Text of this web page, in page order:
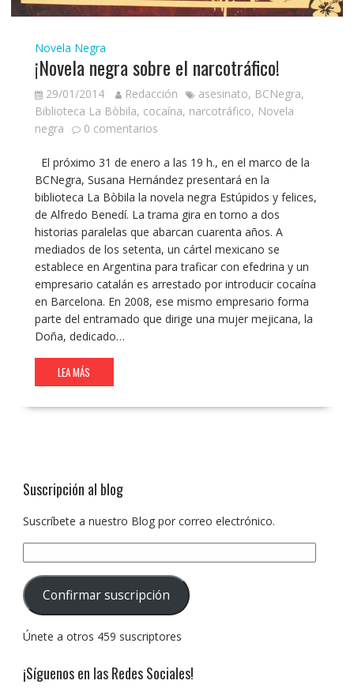
Novela Negra
¡Novela negra sobre el narcotráfico!
29/01/2014 Redacción asesinato, BCNegra,
Biblioteca La Bòbila, cocaína, narcotráfico, Novela
negra
0 comentarios
El próximo 31 de enero a las 19 h., en el marco de la
BCNegra, Susana Hernández presentará en la
biblioteca La Bòbila la novela negra Estúpidos y felices,
de Alfredo Benedí. La trama gira en torno a dos
historias paralelas que abarcan cuarenta años. A
mediados de los setenta, un cártel mexicano se
establece en Argentina para traficar con efedrina y un
empresario catalán es arrestado por introducir cocaína
en Barcelona. En 2008, ese mismo empresario forma
parte del entramado que dirige una mujer mejicana, la
Doña, dedicado…
LEA MÁS
Suscripción al blog
Suscríbete a nuestro Blog por correo electrónico.
de
correo
electrónico:
Confirmar suscripción
Únete a otros 459 suscriptores
¡Síguenos en las Redes Sociales!